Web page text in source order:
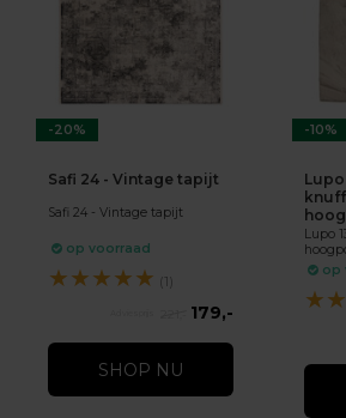
-20%
Safi 24 - Vintage tapijt
Safi 24 - Vintage tapijt
op voorraad
★★★★★ (1)
179,-
SHOP NU
-10%
Lupo
Lupo
op
★★